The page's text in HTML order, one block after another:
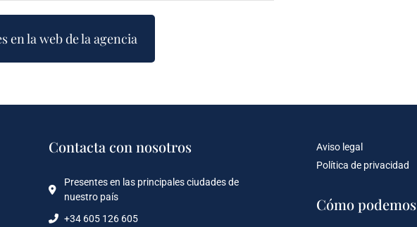
en la web de la agencia
Contacta con nosotros
Presentes en las principales ciudades de
nuestro país
+34 605 126 605
Aviso legal
Política de privacidad
Cómo